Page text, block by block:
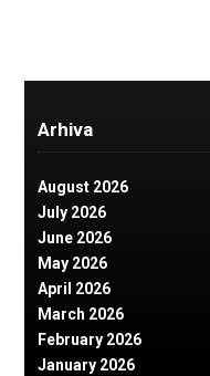
Arhiva
August 2026
July 2026
June 2026
May 2026
April 2026
March 2026
February 2026
January 2026